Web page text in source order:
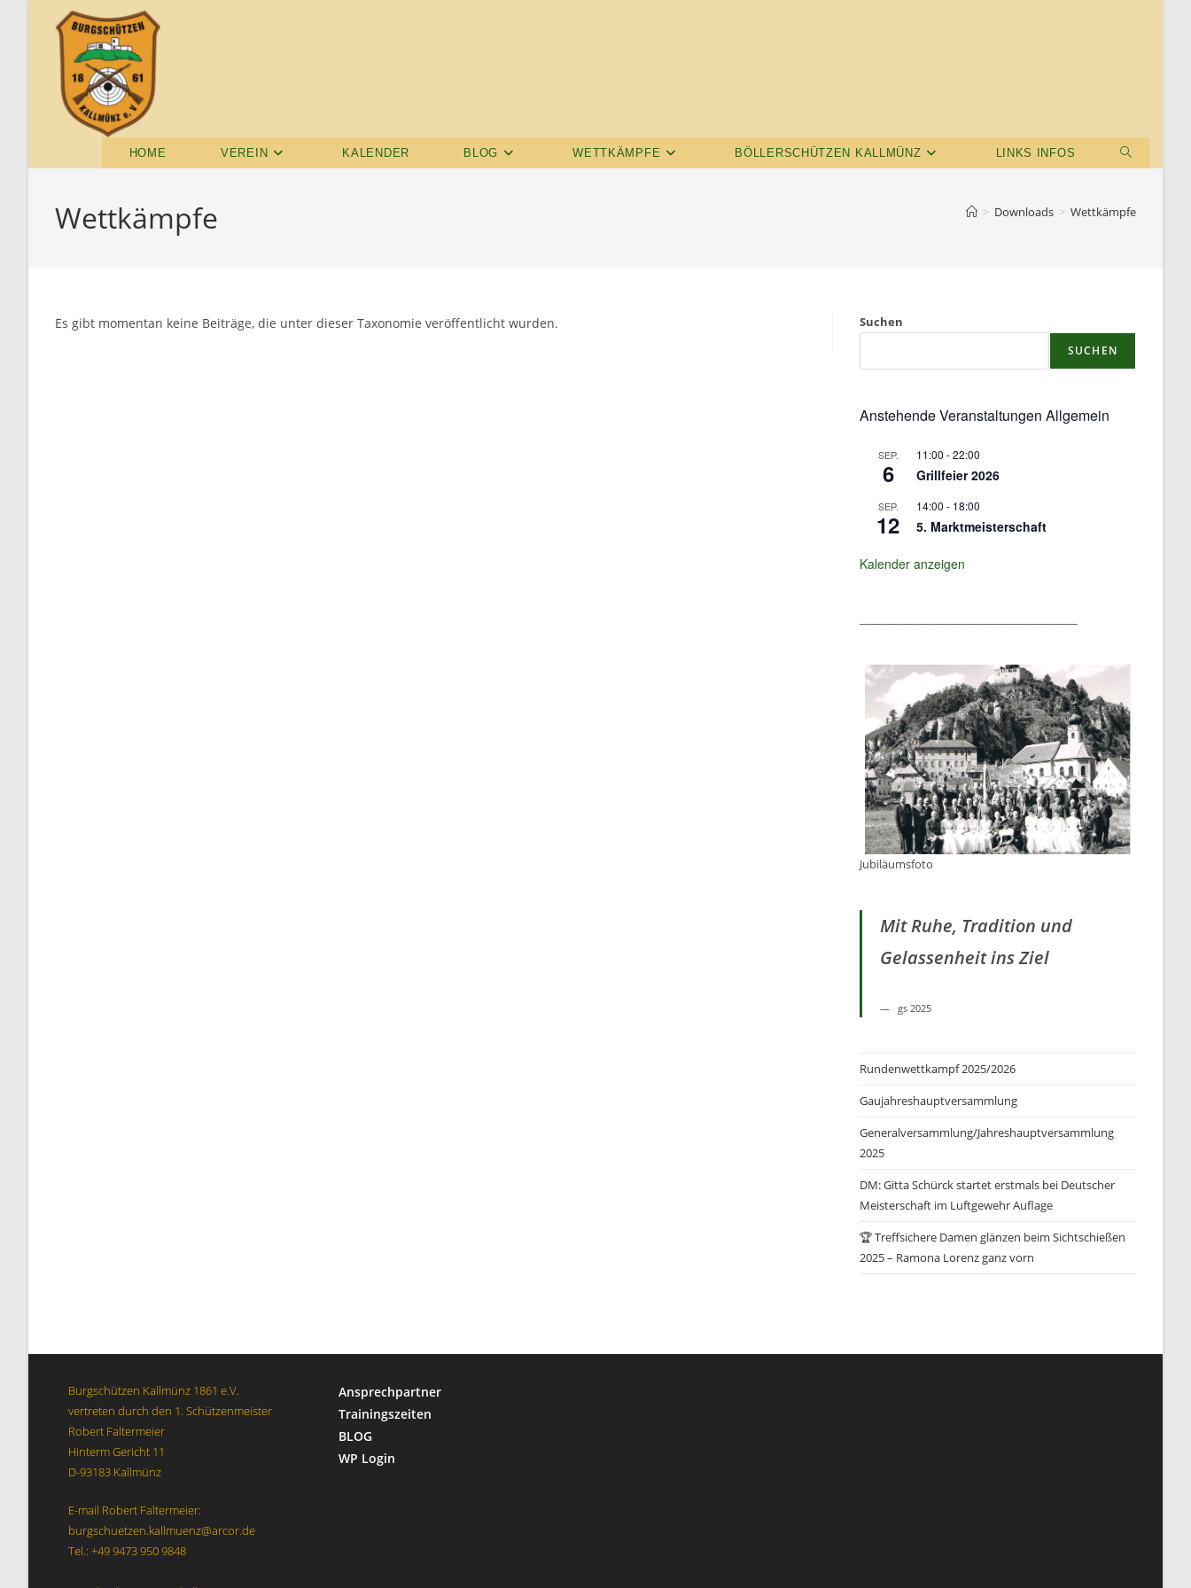
HOME VEREIN KALENDER BLOG WETTKÄMPFE BÖLLERSCHÜTZEN KALLMÜNZ LINKS INFOS
Wettkämpfe > Downloads > Wettkämpfe
Es gibt momentan keine Beiträge, die unter dieser Taxonomie veröffentlicht wurden. Suchen
SUCHEN
Anstehende Veranstaltungen Allgemein
SEP.
6
11:00 -22:00
Grillfeier 2026
SEP.
12
14:00 - 18:00
5. Marktmeisterschaft
Kalender anzeigen
Jubiläumsfoto
Mit Ruhe, Tradition und
Gelassenheit ins Ziel
gs 2025
Rundenwettkampf 2025/2026
Gaujahreshauptversammlung
Generalversammlung/Jahreshauptversammlung
2025
DM: Gitta Schürck startet erstmals bei Deutscher
Meisterschaft im Luftgewehr Auflage
🏆 Treffsichere Damen glänzen beim Sichtschießen
2025 – Ramona Lorenz ganz vorn
Burgschützen Kallmünz 1861 e.V.
vertreten durch den 1. Schützenmeister
Robert Faltermeier
Hinterm Gericht 11
D-93183 Kallmünz
E-mail Robert Faltermeier:
burgschuetzen.kallmuenz@arcor.de
Tel.: +49 9473 950 9848
Ansprechpartner
Trainingszeiten
BLOG
WP Login